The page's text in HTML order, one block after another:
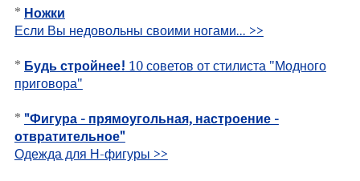
* Ножки
Если Вы недовольны своими ногами... >>
* Будь стройнее! 10 советов от стилиста "Модного
приговора"
* "Фигура - прямоугольная, настроение -
отвратительное"
Одежда для Н-фигуры >>